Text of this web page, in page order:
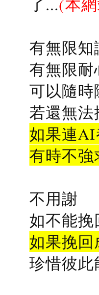
有無限
有無限
可以隨
若還無
如果連
有時不
不用謝
如不能
如果挽
珍惜彼